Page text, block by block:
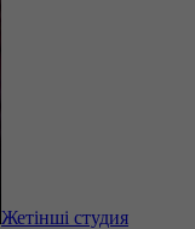
Жетінші студия